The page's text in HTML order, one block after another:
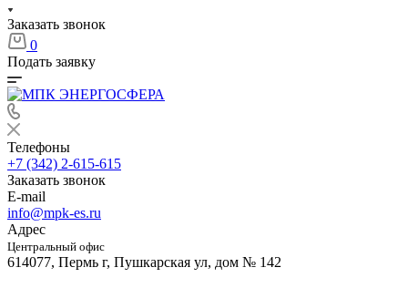
Заказать звонок
0
Подать заявку
Телефоны
+7 (342) 2-615-615
Заказать звонок
E-mail
info@mpk-es.ru
Адрес
Центральный офис
614077, Пермь г, Пушкарская ул, дом № 142